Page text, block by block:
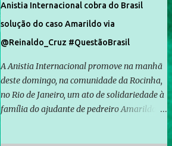
Anistia Internacional cobra do Brasil
solução do caso Amarildo via
@Reinaldo_Cruz #QuestãoBrasil
A Anistia Internacional promove na manhã
deste domingo, na comunidade da Rocinha,
no Rio de Janeiro, um ato de solidariedade à
família do ajudante de pedreiro Amarildo de